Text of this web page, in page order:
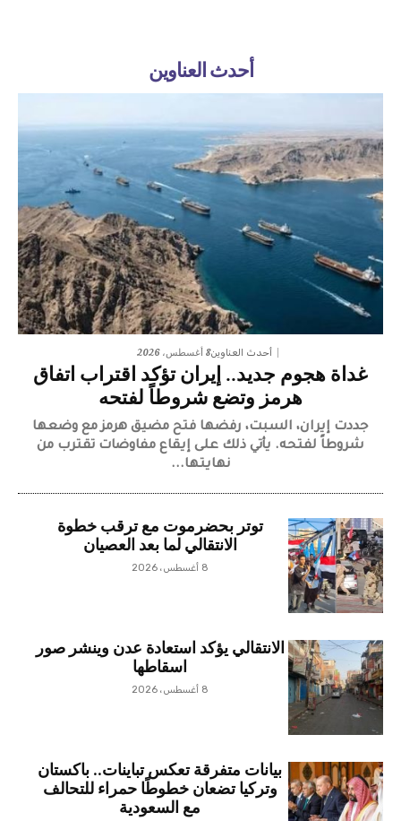
أحدث العناوين
أحدث العناوين8 أغسطس، 2026
غداة هجوم جديد.. إيران تؤكد اقتراب اتفاق
هرمز وتضع شروطاً لفتحه
جددت إيران، السبت، رفضها فتح مضيق هرمز مع وضعها
شروطاً لفتحه. يأتي ذلك على إيقاع مفاوضات تقترب من
نهايتها...
توتر بحضرموت مع ترقب خطوة
الانتقالي لما بعد العصيان
8 أغسطس، 2026
الانتقالي يؤكد استعادة عدن وينشر صور
اسقاطها
8 أغسطس، 2026
بيانات متفرقة تعكس تباينات.. باكستان
وتركيا تضعان خطوطًا حمراء للتحالف
مع السعودية